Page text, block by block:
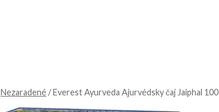
Nezaradené /Everest Ayurveda Ajurvédsky čaj Jaiphal